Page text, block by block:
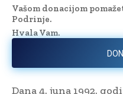
Vašom donacijom
Podrinje.
Hvala Vam.
Dana 4. juna 1992.